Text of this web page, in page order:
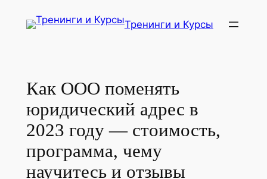
Тренинги и Курсы
Как ООО поменять
юридический адрес в
2023 году — стоимость,
программа, чему
научитесь и отзывы